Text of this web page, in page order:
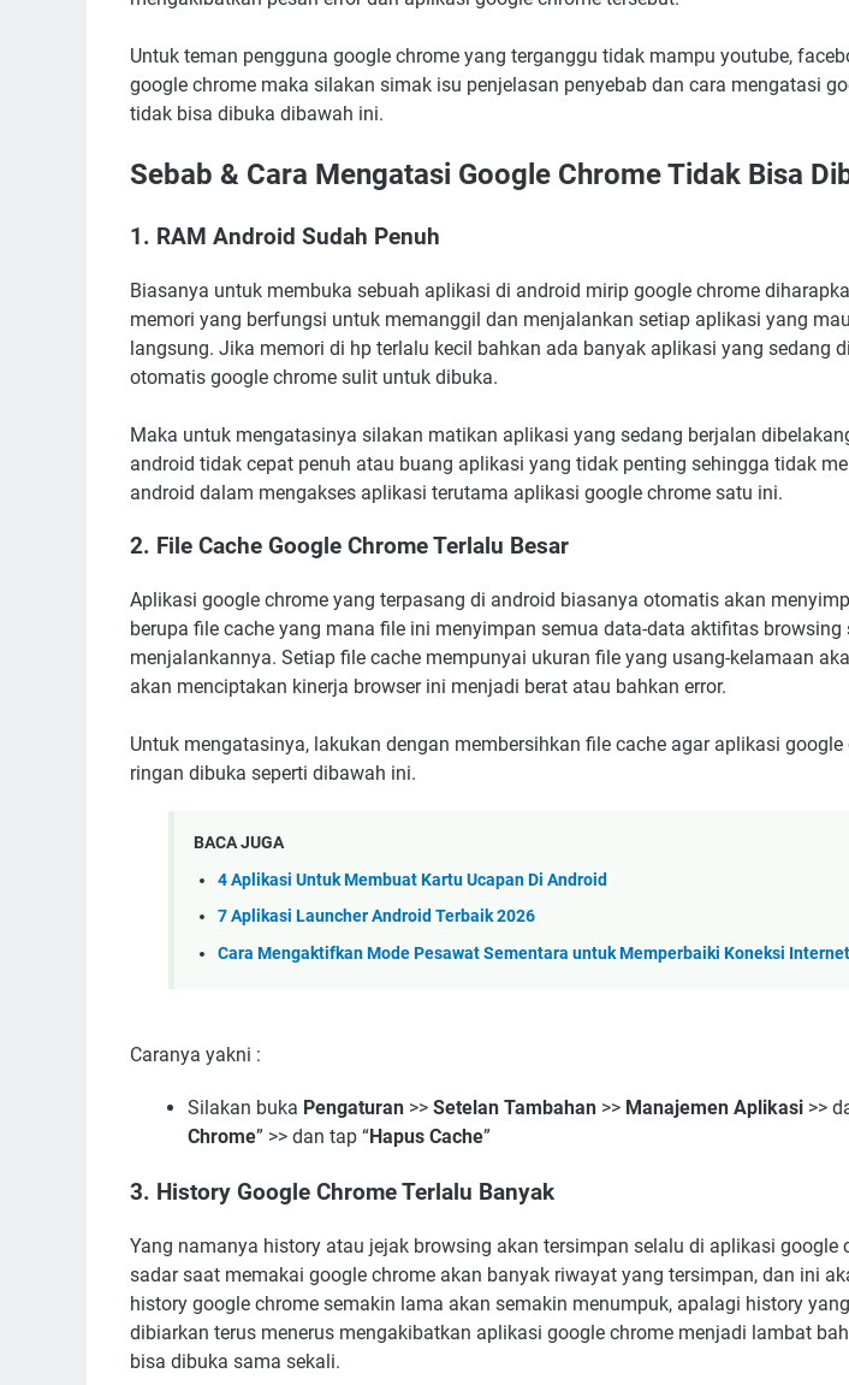
Untuk teman pengguna google chrome yang terganggu tidak mampu youtube,
google chrome maka silakan simak isu penjelasan penyebab dan cara mengatasi
tidak bisa dibuka dibawah ini.
Sebab & Cara Mengatasi Google Chrome Tidak Bisa
1. RAM Android Sudah Penuh
Biasanya untuk membuka sebuah aplikasi di android mirip google chrome
memori yang berfungsi untuk memanggil dan menjalankan setiap aplikasi yang
langsung. Jika memori di hp terlalu kecil bahkan ada banyak aplikasi yang sedang
otomatis google chrome sulit untuk dibuka.
Maka untuk mengatasinya silakan matikan aplikasi yang sedang berjalan
android tidak cepat penuh atau buang aplikasi yang tidak penting sehingga tidak
android dalam mengakses aplikasi terutama aplikasi google chrome satu ini.
2. File Cache Google Chrome Terlalu Besar
Aplikasi google chrome yang terpasang di android biasanya otomatis akan
berupa file cache yang mana file ini menyimpan semua data-data aktifitas browsing
menjalankannya. Setiap file cache mempunyai ukuran file yang usang-kelamaan
akan menciptakan kinerja browser ini menjadi berat atau bahkan error.
Untuk mengatasinya, lakukan dengan membersihkan file cache agar aplikasi google
ringan dibuka seperti dibawah ini.
BACA JUGA
4 Aplikasi Untuk Membuat Kartu Ucapan Di Android
7 Aplikasi Launcher Android Terbaik 2026
Cara Mengaktifkan Mode Pesawat Sementara untuk Memperbaiki Koneksi
Caranya yakni :
Silakan buka Pengaturan >> Setelan Tambahan >> Manajemen Aplikasi >>
Chrome” >> dan tap “Hapus Cache”
3. History Google Chrome Terlalu Banyak
Yang namanya history atau jejak browsing akan tersimpan selalu di aplikasi google
sadar saat memakai google chrome akan banyak riwayat yang tersimpan, dan ini
history google chrome semakin lama akan semakin menumpuk, apalagi history
dibiarkan terus menerus mengakibatkan aplikasi google chrome menjadi lambat
bisa dibuka sama sekali.